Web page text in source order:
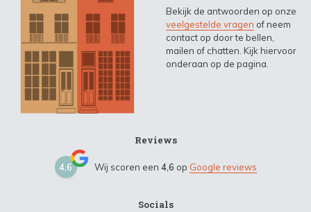
Bekijk de antwoorden op onze
veelgestelde vragen of neem
contact op door te bellen,
mailen of chatten. Kijk hiervoor
onderaan op de pagina.
Reviews
4,6 Wij scoren een 4,6 op Google reviews
Socials